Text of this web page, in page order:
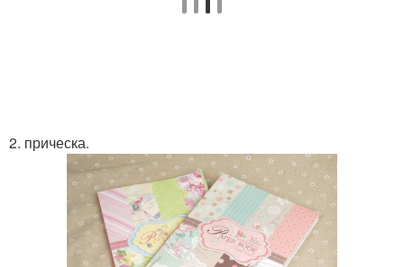
2. прическа.